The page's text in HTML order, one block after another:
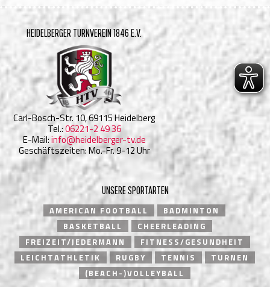
HEIDELBERGER TURNVEREIN 1846 E.V.
Carl-Bosch-Str. 10, 69115 Heidelberg
Tel.:06221-2 49 36
E-Mail:info@heidelberger-tv.de
Geschäftszeiten: Mo.-Fr. 9-12 Uhr
UNSERE SPORTARTEN
AMERICAN FOOTBALL
BADMINTON
BASKETBALL
CHEERLEADING
FREIZEIT/JEDERMANN
FITNESS/GESUNDHEIT
LEICHTATHLETIK
RUGBY TENNIS
TURNEN
(BEACH-)VOLLEYBALL